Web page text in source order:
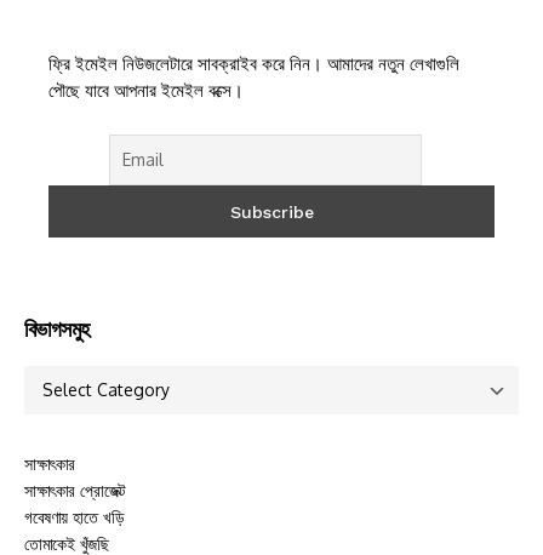
ফ্রি ইমেইল নিউজলেটারে সাবক্রাইব করে নিন। আমাদের নতুন লেখাগুলি
পৌছে যাবে আপনার ইমেইল বক্সে।
বিভাগসমুহ
সাক্ষাৎকার
সাক্ষাৎকার প্রোজেক্ট
গবেষণায় হাতে খড়ি
তোমাকেই খুঁজছি